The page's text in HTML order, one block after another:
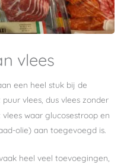
vlees
een heel stuk bij de
vlees, dus vlees zonder
waar glucosestroop en
olie) aan toegevoegd is.
heel veel toevoegingen,